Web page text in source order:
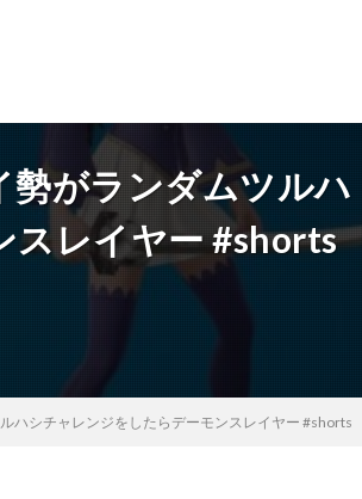
勢がランダムツルハ
スレイヤー #shorts
ハシチャレンジをしたらデーモンスレイヤー #shorts